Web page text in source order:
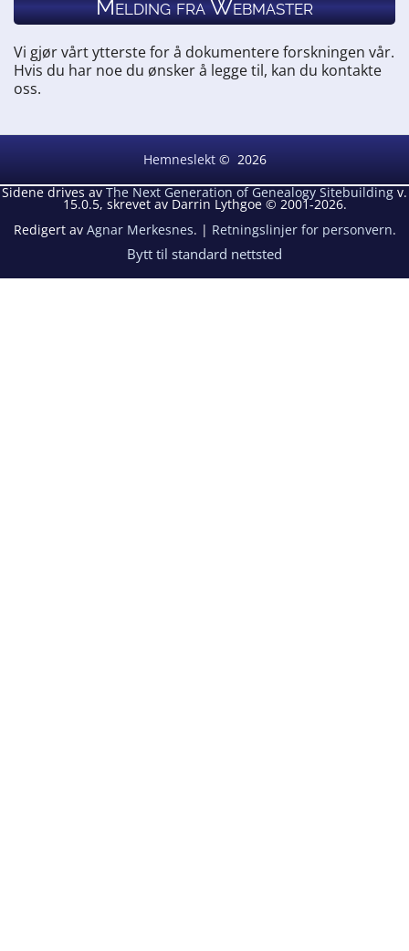
Melding fra Webmaster
Vi gjør vårt ytterste for å dokumentere forskningen vår.
Hvis du har noe du ønsker å legge til, kan du kontakte
oss.
Hemneslekt© 2026
Sidene drives av The Next Generation of Genealogy Sitebuilding v.
15.0.5, skrevet av Darrin Lythgoe © 2001-2026.
Redigert av Agnar Merkesnes. | Retningslinjer for personvern.
Bytt til standard nettsted